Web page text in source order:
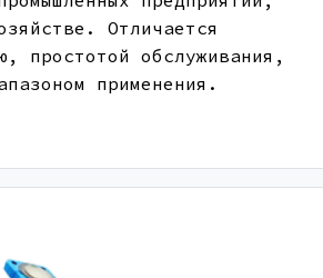
Отличается
простотой обслуживания,
применения.